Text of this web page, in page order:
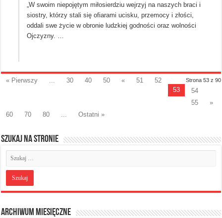
„W swoim niepojętym miłosierdziu wejrzyj na naszych braci i
siostry, którzy stali się ofiarami ucisku, przemocy i złości,
oddali swe życie w obronie ludzkiej godności oraz wolności
Ojczyzny. …
Strona 53 z 90
« Pierwszy 30 40 50 « 51
52
53
54
55
»
60
70 80 Ostatni »
Szukaj na stronie
Archiwum miesięczne